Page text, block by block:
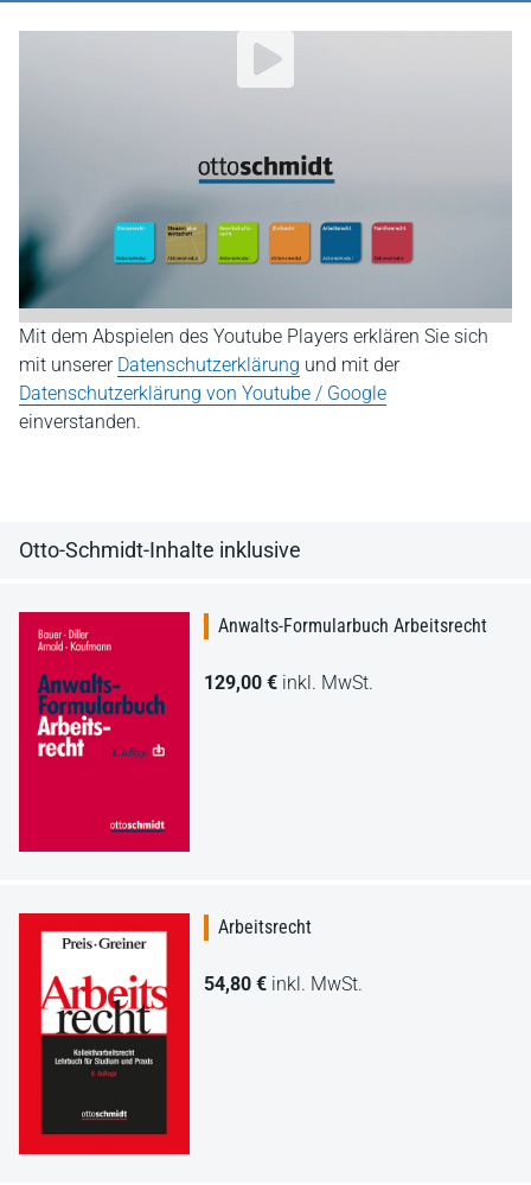
Mit dem Abspielen des Youtube Players erklären Sie sich
mit unserer Datenschutzerklärung und mit der
Datenschutzerklärung von Youtube / Google
einverstanden.
Otto-Schmidt-Inhalte inklusive
Anwalts-Formularbuch Arbeitsrecht
129,00 € inkl. MwSt.
Arbeitsrecht
54,80 € inkl. MwSt.